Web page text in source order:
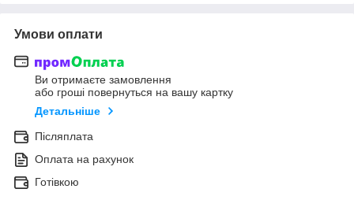
Умови оплати
Ви отримаєте замовлення
або гроші повернуться на вашу картку
Детальніше
Післяплата
Оплата на рахунок
Готівкою